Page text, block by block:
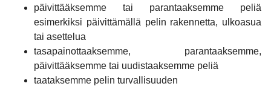
päivittääksemme tai parantaaksemme peliä
esimerkiksi päivittämällä pelin rakennetta, ulkoasua
tai asettelua
tasapainottaaksemme, parantaaksemme,
päivittääksemme tai uudistaaksemme peliä
taataksemme pelin turvallisuuden